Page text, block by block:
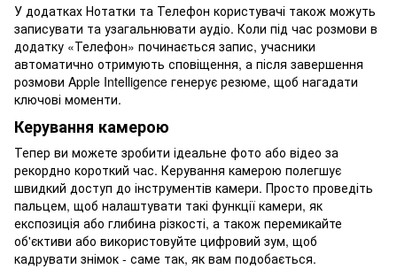
У додатках Нотатки та Телефон користувачі також можуть
записувати та узагальнювати аудіо. Коли під час розмови в
додатку «Телефон» починається запис, учасники
автоматично отримують сповіщення, а після завершення
розмови Apple Intelligence генерує резюме, щоб нагадати
ключові моменти.
Керування камерою
Тепер ви можете зробити ідеальне фото або відео за
рекордно короткий час. Керування камерою полегшує
швидкий доступ до інструментів камери. Просто проведіть
пальцем, щоб налаштувати такі функції камери, як
експозиція або глибина різкості, а також перемикайте
об'єктиви або використовуйте цифровий зум, щоб
кадрувати знімок - саме так, як вам подобається.